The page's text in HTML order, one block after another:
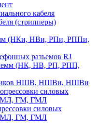
кабеля
(стрипперы)
(НКи, НВи, РПи, РППи,
разъемов RJ
(НК, НВ, РП, РПП,
НШВ, НШВи, НШВи
силовых
ТМЛ, ГМ, ГМЛ
силовых
ТМЛ, ГМ, ГМЛ